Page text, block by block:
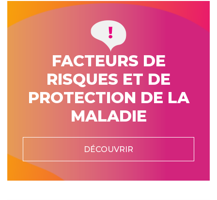
FACTEURS DE
RISQUES ET DE
PROTECTION DE LA
MALADIE
DÉCOUVRIR